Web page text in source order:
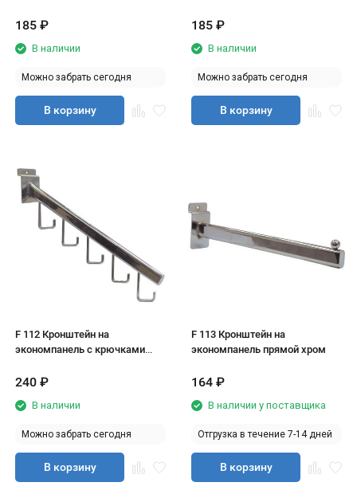
185 ₽
В наличии
Можно забрать сегодня
В корзину
185 ₽
В наличии
Можно забрать сегодня
В корзину
F 112 Кронштейн на
экономпанель с крючками
240 ₽
В наличии
Можно забрать сегодня
В корзину
F 113 Кронштейн на
экономпанель прямой хром
164 ₽
В наличии у поставщика
Отгрузка в течение 7-14 дней
В корзину